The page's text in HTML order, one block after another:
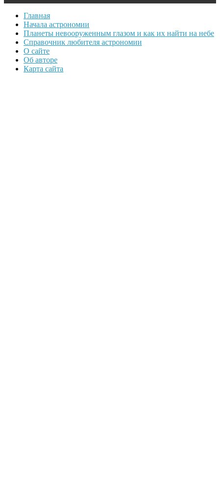
Главная
Начала астрономии
Планеты невооруженным глазом и как их найти на небе
Справочник любителя астрономии
О сайте
Об авторе
Карта сайта